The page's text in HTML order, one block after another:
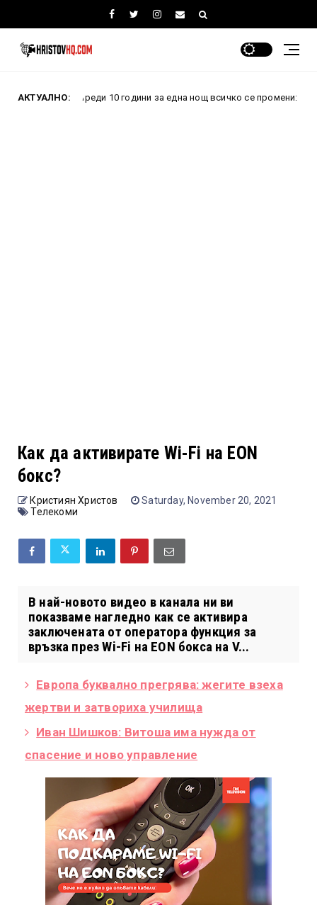
АКТУАЛНО:
Преди 10 години за една нощ всичко се промени: Как
Как да активирате Wi-Fi на EON
бокс?
Кристиян Христов
Saturday, November 20, 2021
Телекоми
В най-новото видео в канала ни ви
показваме нагледно как се активира
заключената от оператора функция за
връзка през Wi-Fi на EON бокса на V...
Европа буквално прегрява: жегите взеха
жертви и затвориха училища
Иван Шишков: Витоша има нужда от
спасение и ново управление